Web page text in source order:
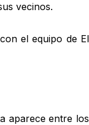
vecinos.
el equipo de El
aparece entre los